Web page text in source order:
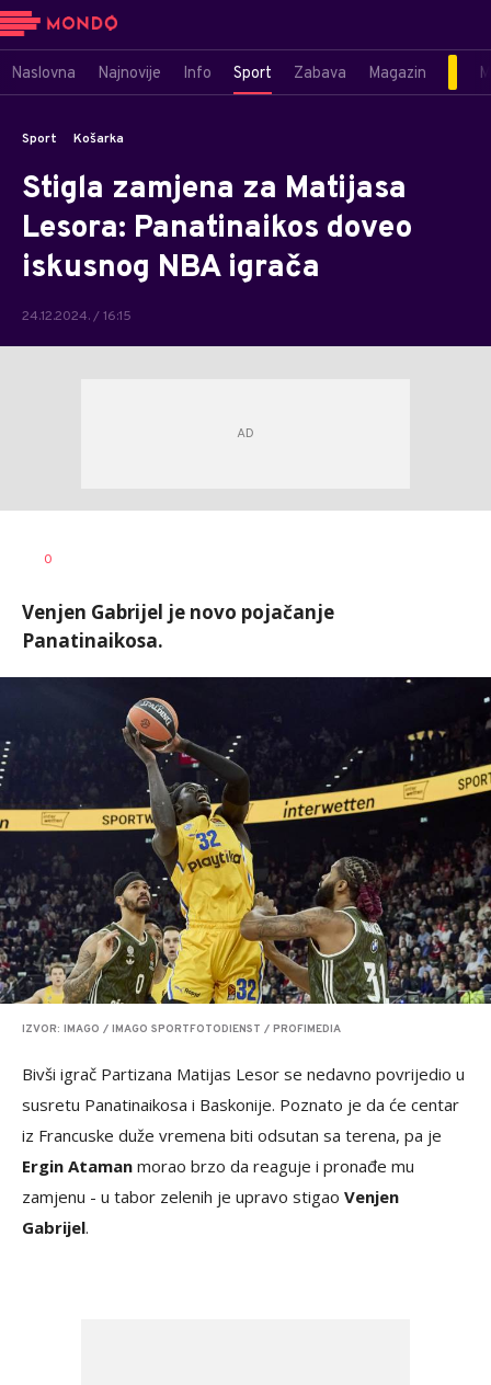
Naslovna Najnovije Info Sport Zabava Magazin
Sport Košarka
Stigla zamjena za Matijasa
Lesora: Panatinaikos doveo
iskusnog NBA igrača
24.12.2024. / 16:15
AUTOR
0
Venjen Gabrijel je novo pojačanje
Panatinaikosa.
IZVOR: IMAGO / IMAGO SPORTFOTODIENST / PROFIMEDIA
Bivši igrač Partizana Matijas Lesor se nedavno povrijedio u
susretu Panatinaikosa i Baskonije. Poznato je da će centar
iz Francuske duže vremena biti odsutan sa terena, pa je
Ergin Ataman morao brzo da reaguje i pronađe mu
zamjenu - u tabor zelenih je upravo stigao Venjen
Gabrijel.